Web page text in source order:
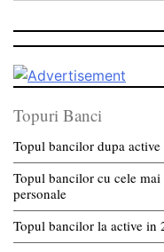
Topuri Banci
Topul bancilor dupa
Topul bancilor cu cele
personale
Topul bancilor la active in